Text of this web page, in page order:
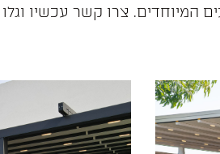
המיוחדים. צרו קשר עכשיו